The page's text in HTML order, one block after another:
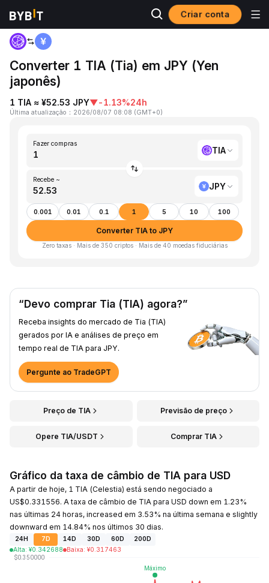
Criar conta
Página inicial
Converter 1 TIA (Tia) em JPY (Yen
japonês)
1 TIA ≈ ¥52.53 JPY▼-1.13%24h
Última atualização ： 2026/08/07 08:08 (GMT+0)
Fazer compras
TIA
Recebe ~
JPY
0.001 0.01 0.1 1 5 10 100
Converter TIA to JPY
Zero taxas · Mais de 350 criptos · Mais de 40 moedas fiduciárias
“Devo comprar Tia (TIA) agora?”
Receba insights do mercado de Tia (TIA)
gerados por IA e análises de preço em
tempo real de TIA para JPY.
Pergunte ao TradeGPT
Preço de TIA Previsão de preço
Opere TIA/USDT Comprar TIA
Gráfico da taxa de câmbio de TIA para USD
A partir de hoje, 1 TIA (Celestia) está sendo negociado a
US$0.331556. A taxa de câmbio de TIA para USD down em 1.23%
nas últimas 24 horas, increased em 3.53% na última semana e slightly
downward em 14.84% nos últimos 30 dias.
24H 7D 14D 30D 60D
200D
Alta: ¥0.342688 Baixa: ¥0.317463